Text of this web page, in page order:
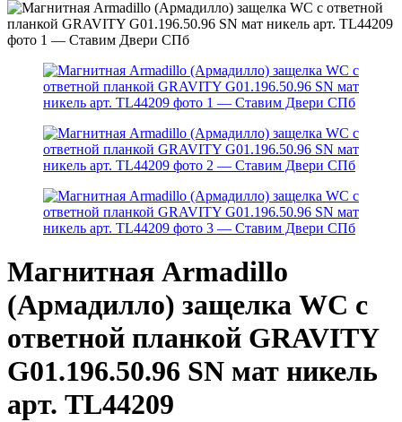
Магнитная Armadillo
(Армадилло) защелка WC с
ответной планкой GRAVITY
G01.196.50.96 SN мат никель
арт. TL44209